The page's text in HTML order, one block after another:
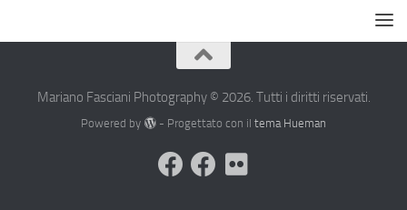
Mariano Fasciani Photography © 2026. Tutti i diritti riservati.
Powered by - Progettato con il tema Hueman